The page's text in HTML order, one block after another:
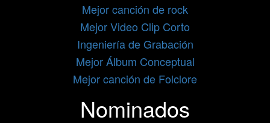
Mejor canción de rock
Mejor Video Clip Corto
Ingeniería de Grabación
Mejor Álbum Conceptual
Mejor canción de Folclore
Nominados